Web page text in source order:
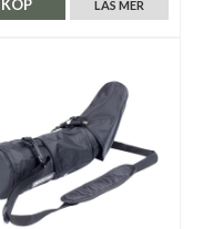
LÄS MER
KÖP